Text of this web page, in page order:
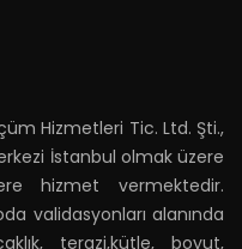
Hizmetleri Tic. Ltd. Şti.,
İstanbul olmak üzere
hizmet vermektedir.
validasyonları alanında
terazi,kütle, boyut,